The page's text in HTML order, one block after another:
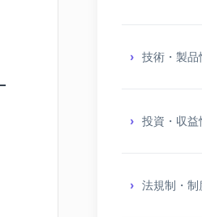
技術・製品
投資・収益
法規制・制